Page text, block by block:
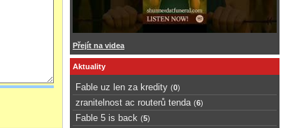
Přejít na videa
Aktuality
Fable uz len za kredity (0)
zranitelnost ac routerů tenda (6)
Fable 5 is back (5)